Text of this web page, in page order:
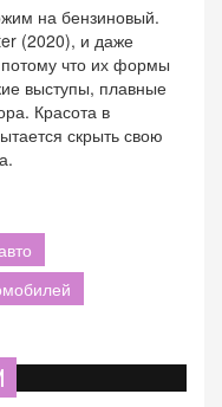
на бензиновый.
(2020), и даже
что их формы
выступы, плавные
Красота в
скрыть свою